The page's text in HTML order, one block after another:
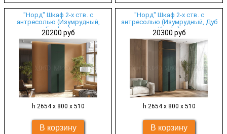
"Норд" Шкаф 2-х ств. с
антресолью (Изумрудный,
Графит)
20200 руб
h 2654 х 800 х 510
"Норд" Шкаф 2-х ств. с
антресолью (Изумрудный, Дуб
Крафт)
20300 руб
h 2654 х 800 х 510